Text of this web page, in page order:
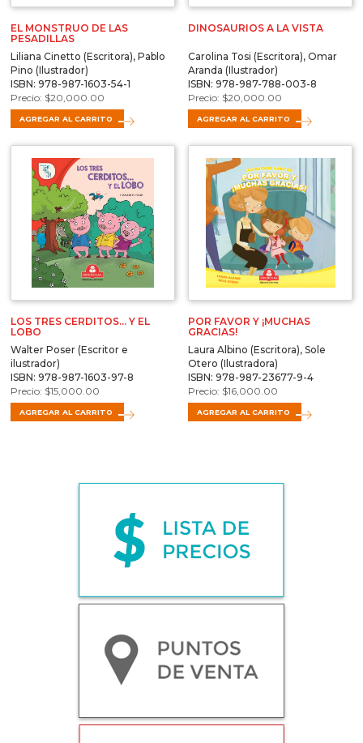
EL MONSTRUO DE LAS
PESADILLAS
Liliana Cinetto (Escritora), Pablo
Pino (Ilustrador)
ISBN: 978-987-1603-54-1
$20,000.00
AGREGAR AL CARRITO
DINOSAURIOS A LA VISTA
Carolina Tosi (Escritora), Omar
Aranda (Ilustrador)
ISBN: 978-987-788-003-8
$20,000.00
AGREGAR AL CARRITO
LOS TRES CERDITOS… Y EL
LOBO
Walter Poser (Escritor e
ilustrador)
ISBN: 978-987-1603-97-8
$15,000.00
AGREGAR AL CARRITO
POR FAVOR Y ¡MUCHAS
GRACIAS!
Laura Albino (Escritora), Sole
Otero (Ilustradora)
ISBN: 978-987-23677-9-4
$16,000.00
AGREGAR AL CARRITO